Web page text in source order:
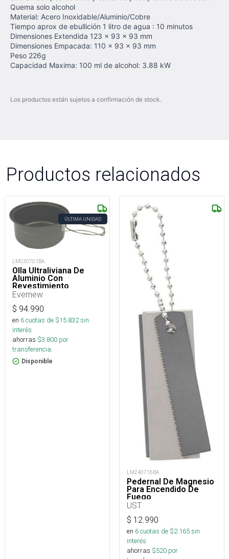
Quema solo alcohol
Material: Acero Inoxidable/Aluminio/Cobre
Tiempo aprox de ebullición 1 litro de agua : 10 minutos
Dimensiones Extendida 123 x 93 x 93 mm
Dimensiones Empacada: 110 x 93 x 93 mm
Peso 226g
Capacidad Maxima: 100 ml de alcohol: 3.88 kW
Los productos están sujetos a confirmación de stock.
Productos relacionados
ÚLTIMA UNIDAD
LM030701BA
Olla Ultraliviana De
Aluminio Con
Revestimiento
Antiadherente-740 Ml
Evernew
$ 94.990
en 6cuotas de $15.832sin
interés
ahorras $3.800 por
transferencia.
Disponible
LM240716BA
Pedernal De Magnesio
Para Encendido De
Fuego
UST
$ 12.990
en 6cuotas de $2.165sin
interés
ahorras $520 por